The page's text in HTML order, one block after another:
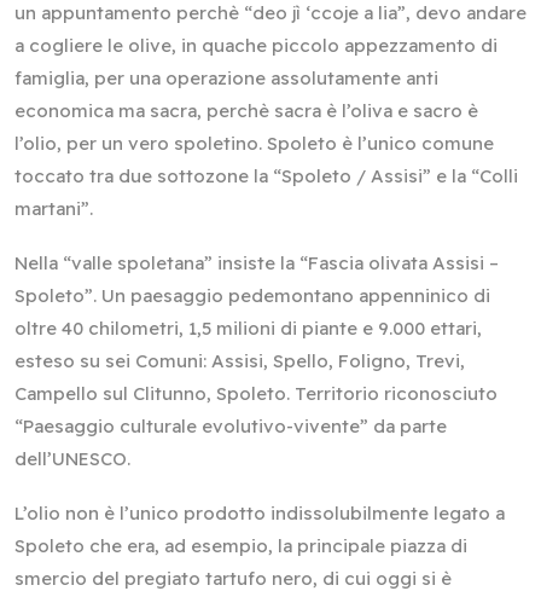
un appuntamento perchè “deo jì ‘ccoje a lia”, devo andare
a cogliere le olive, in quache piccolo appezzamento di
famiglia, per una operazione assolutamente anti
economica ma sacra, perchè sacra è l’oliva e sacro è
l’olio, per un vero spoletino. Spoleto è l’unico comune
toccato tra due sottozone la “Spoleto / Assisi” e la “Colli
martani”.
Nella “valle spoletana” insiste la “Fascia olivata Assisi –
Spoleto”. Un paesaggio pedemontano appenninico di
oltre 40 chilometri, 1,5 milioni di piante e 9.000 ettari,
esteso su sei Comuni: Assisi, Spello, Foligno, Trevi,
Campello sul Clitunno, Spoleto. Territorio riconosciuto
“Paesaggio culturale evolutivo-vivente” da parte
dell’UNESCO.
L’olio non è l’unico prodotto indissolubilmente legato a
Spoleto che era, ad esempio, la principale piazza di
smercio del pregiato tartufo nero, di cui oggi si è